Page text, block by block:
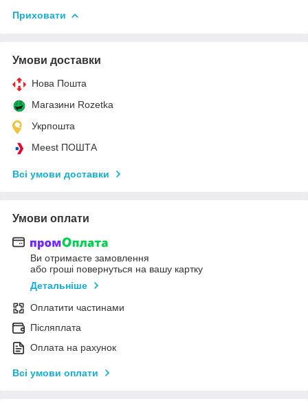
Приховати
Умови доставки
Нова Пошта
Магазини Rozetka
Укрпошта
Meest ПОШТА
Всі умови доставки
Умови оплати
Ви отримаєте замовлення
або гроші повернуться на вашу картку
Детальніше
Оплатити частинами
Післяплата
Оплата на рахунок
Всі умови оплати